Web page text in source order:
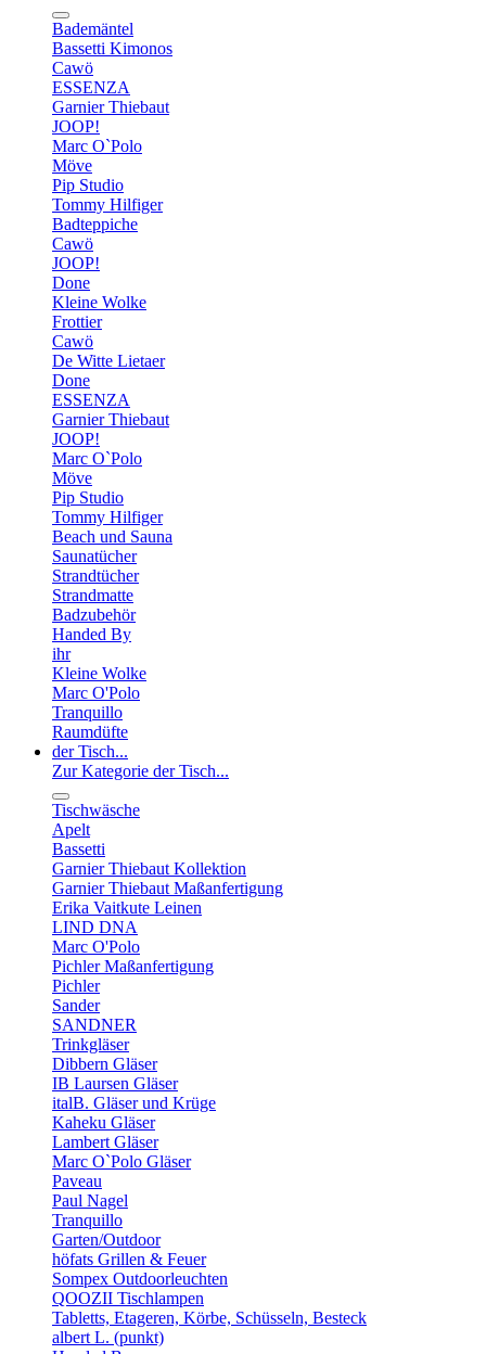
Bademäntel
Bassetti Kimonos
Cawö
ESSENZA
Garnier Thiebaut
JOOP!
Marc O`Polo
Möve
Pip Studio
Tommy Hilfiger
Badteppiche
Cawö
JOOP!
Done
Kleine Wolke
Frottier
Cawö
De Witte Lietaer
Done
ESSENZA
Garnier Thiebaut
JOOP!
Marc O`Polo
Möve
Pip Studio
Tommy Hilfiger
Beach und Sauna
Saunatücher
Strandtücher
Strandmatte
Badzubehör
Handed By
ihr
Kleine Wolke
Marc O'Polo
Tranquillo
Raumdüfte
der Tisch...
Zur Kategorie der Tisch...
Tischwäsche
Apelt
Bassetti
Garnier Thiebaut Kollektion
Garnier Thiebaut Maßanfertigung
Erika Vaitkute Leinen
LIND DNA
Marc O'Polo
Pichler Maßanfertigung
Pichler
Sander
SANDNER
Trinkgläser
Dibbern Gläser
IB Laursen Gläser
italB. Gläser und Krüge
Kaheku Gläser
Lambert Gläser
Marc O`Polo Gläser
Paveau
Paul Nagel
Tranquillo
Garten/Outdoor
höfats Grillen & Feuer
Sompex Outdoorleuchten
QOOZII Tischlampen
Tabletts, Etageren, Körbe, Schüsseln, Besteck
albert L. (punkt)